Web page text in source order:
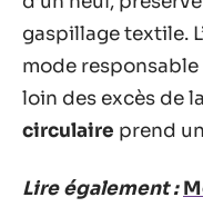
gaspillage textile.
mode
loin des excès de
circulaire prend
Lire également :